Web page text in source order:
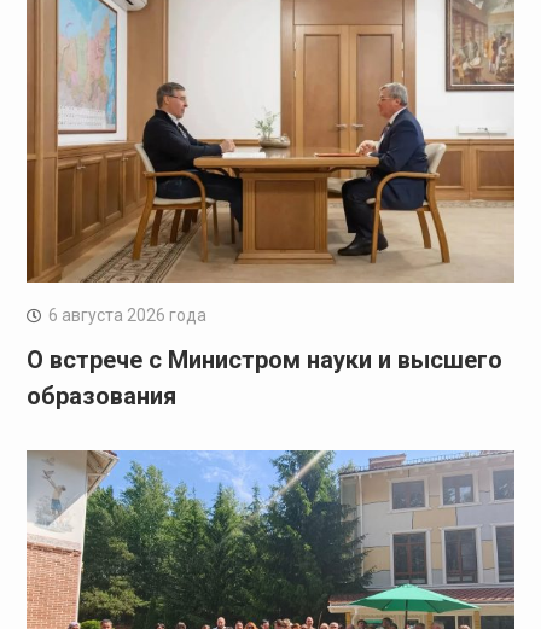
6 августа 2026 года
О встрече с Министром науки и высшего
образования